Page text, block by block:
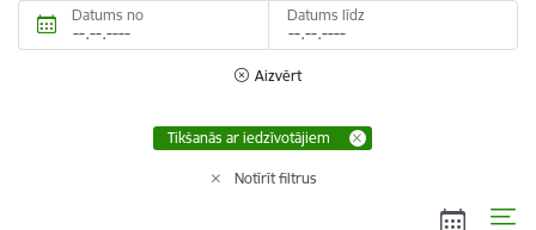
Datums no Datums līdz
Aizvērt
Tikšanās ar iedzīvotājiem
Notīrīt filtrus